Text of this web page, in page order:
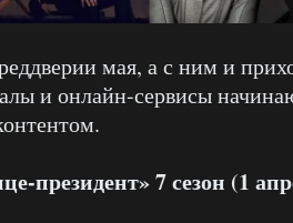
мая, а с ним и
и онлайн-сервисы
президент» 7 сезон (1